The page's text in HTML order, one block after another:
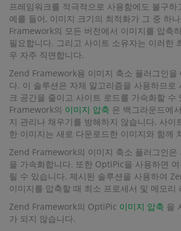
프레임워크를 적극적으로 사용함에도 불구하
예를 들어, 이미지 크기의 최적화가 그 중 하
Framework의 모든 버전에서 이미지를 압축
필요합니다. 그리고 사이트 소유자는 이러한
우 자주 직면합니다.
Zend Framework용 이미지 축소 플러그인을
다. 이 솔루션은 자체 알고리즘을 사용하므로
크 공간을 줄이고 사이트 로드를 가속화할 수
Framework의 이미지 압축 은 백그라운드에
지 관리나 채우기를 방해하지 않습니다. 사이
한 이미지는 새로 다운로드한 이미지와 함께
Zend Framework의 이미지 축소 플러그인은
을 가속화합니다. 또한 OptiPic을 사용하면
릴 수 있습니다. 제시된 솔루션을 사용하여
이미지를 압축할 때 최소 프로세서 및 메모리
Zend Framework의 OptiPic 이미지 압축 을
가 되지 않습니다.